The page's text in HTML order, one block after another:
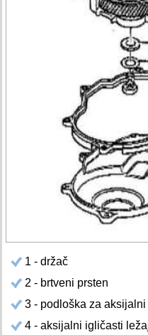
1 - držač
2 - brtveni prsten
3 - podloška za
4 - aksijalni igličasti